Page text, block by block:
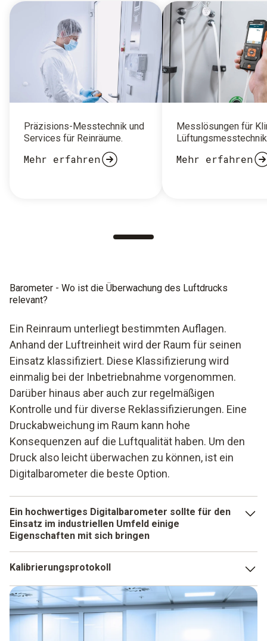
Präzisions-Messtechnik und
Services für Reinräume.
Mehr erfahren
Messlösungen für
Lüftungsmesstechnik
Mehr erfahren
Barometer - Wo ist die Überwachung des Luftdrucks
relevant?
Ein Reinraum unterliegt bestimmten Auflagen.
Anhand der Luftreinheit wird der Raum für seinen
Einsatz klassifiziert. Diese Klassifizierung wird
einmalig bei der Inbetriebnahme vorgenommen.
Darüber hinaus aber auch zur regelmäßigen
Kontrolle und für diverse Reklassifizierungen. Eine
Druckabweichung im Raum kann hohe
Konsequenzen auf die Luftqualität haben. Um den
Druck also leicht überwachen zu können, ist ein
Digitalbarometer die beste Option.
Ein hochwertiges Digitalbarometer sollte für den
Einsatz im industriellen Umfeld einige
Eigenschaften mit sich bringen
Gut lesbares Display
Kalibrierungsprotokoll
Um im industriellen Umfeld zum Einsatz zu kommen, ist
auch ein Kalibrierungsprotokoll relevant. Die Testo Digital
Barometer sind selbstverständlich mit den passenden